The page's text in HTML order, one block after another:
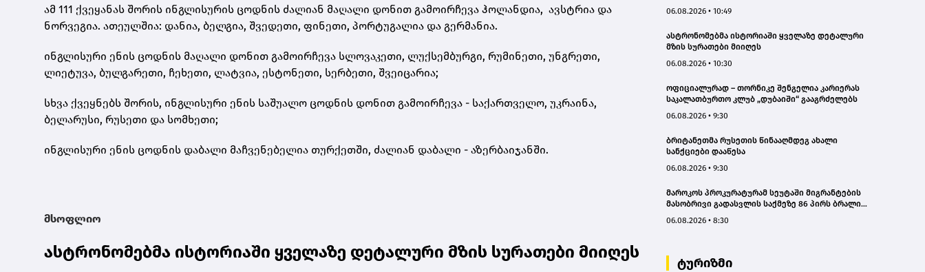
ამ 111 ქვეყანას შორის ინგლისურის ცოდნის ძალიან მაღალი დონით გამოირჩევა ჰოლანდია, ავსტრია და
ნორვეგია. ათეულშია: დანია, ბელგია, შვედეთი, ფინეთი, პორტუგალია და გერმანია.
ინგლისური ენის ცოდნის მაღალი დონით გამოირჩევა სლოვაკეთი, ლუქსემბურგი, რუმინეთი, უნგრეთი,
ლიეტუვა, ბულგარეთი, ჩეხეთი, ლატვია, ესტონეთი, სერბეთი, შვეიცარია;
სხვა ქვეყნებს შორის, ინგლისური ენის საშუალო ცოდნის დონით გამოირჩევა - საქართველო, უკრაინა,
ბელარუსი, რუსეთი და სომხეთი;
ინგლისური ენის ცოდნის დაბალი მაჩვენებელია თურქეთში, ძალიან დაბალი - აზერბაიჯანში.
მსოფლიო
ასტრონომებმა ისტორიაში ყველაზე დეტალური მზის სურათები მიიღეს
06.08.2026 • 10:49
ასტრონომებმა ისტორიაში ყველაზე დეტალური
მზის სურათები მიიღეს
06.08.2026 • 10:30
ოფიციალურად – თორნიკე შენგელია კარიერას
საკალათბურთო კლუბ „დუბაიში“ გააგრძელებს
06.08.2026 • 9:30
ბრიტანეთმა რუსეთის წინააღმდეგ ახალი
სანქციები დააწესა
06.08.2026 • 9:30
მაროკოს პროკურატურამ სეუტაში მიგრანტების
მასობრივი გადასვლის საქმეზე 86 პირს ბრალი
06.08.2026 • 8:30
ტურიზმი